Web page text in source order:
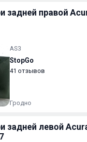
задней правой
AS3
StopGo
41 отзывов
Гродно
задней левой